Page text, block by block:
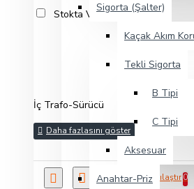
Sigorta (Şalter)
Kaçak Akım
Tekli Sigorta
B Tipi
C Tipi
Aksesuar
Anahtar-Priz
Stokta Var
İç Trafo-Sürücü
Ürün Karşılaştır 0